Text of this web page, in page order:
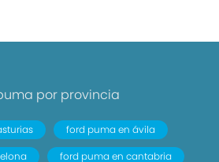
por provincia
ford puma en ávila
ford puma en cantabria